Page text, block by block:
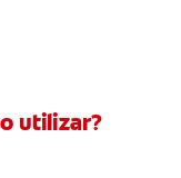
utilizar?